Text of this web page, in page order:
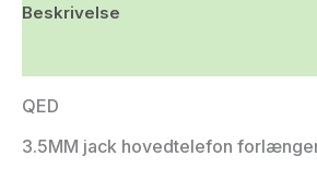
Beskrivelse
QED
3.5MM jack hovedtelefon